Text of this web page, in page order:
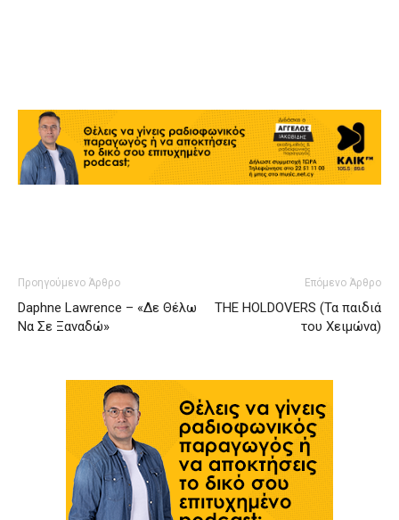
Προηγούμενο Άρθρο
Daphne Lawrence – «Δε Θέλω
Να Σε Ξαναδώ»
Επόμενο Άρθρο
THE HOLDOVERS (Τα παιδιά
του Χειμώνα)